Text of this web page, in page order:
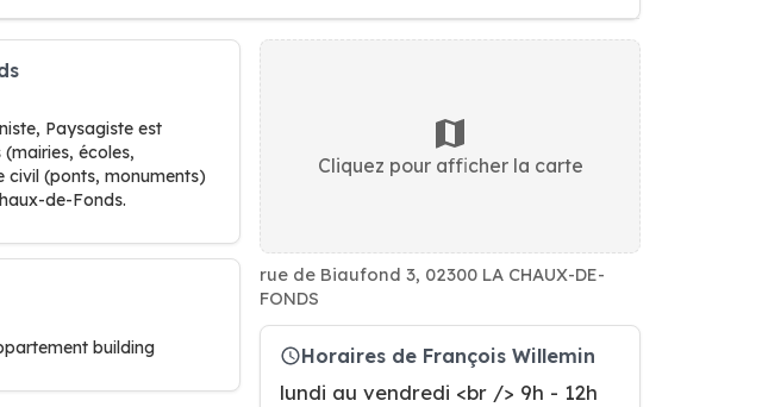
Paysagiste est
écoles,
civil (ponts, monuments)
de-Fonds.
building
Cliquez pour afficher la carte
rue de Biaufond 3, 02300 LA CHAUX-DE-
FONDS
Horaires de François Willemin
lundi au vendredi <br /> 9h - 12h